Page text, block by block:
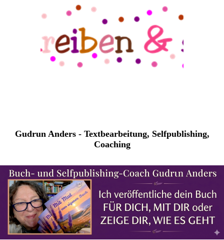
Gudrun Anders - Textbearbeitung, Selfpublishing,
Coaching